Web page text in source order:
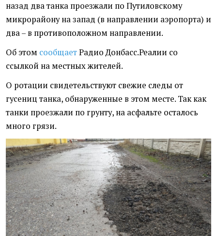
назад два танка проезжали по Путиловскому
микрорайону на запад (в направлении аэропорта) и
два – в противоположном направлении.
Об этом сообщаетРадио Донбасс.Реалии со
ссылкой на местных жителей.
О ротации свидетельствуют свежие следы от
гусениц танка, обнаруженные в этом месте. Так как
танки проезжали по грунту, на асфальте осталось
много грязи.